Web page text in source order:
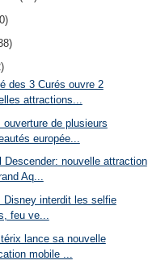
des 3 Curés ouvre 2
attractions...
ouverture de plusieurs
europée...
Descender: nouvelle attraction
Aq...
Disney interdit les selfie
feu ve...
lance sa nouvelle
mobile ...